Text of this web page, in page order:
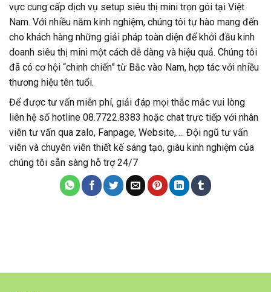
vực cung cấp dịch vụ setup siêu thị mini trọn gói tại Việt
Nam. Với nhiều năm kinh nghiệm, chúng tôi tự hào mang đến
cho khách hàng những giải pháp toàn diện để khởi đầu kinh
doanh siêu thị mini một cách dễ dàng và hiệu quả. Chúng tôi
đã có cơ hội “chinh chiến” từ Bắc vào Nam, hợp tác với nhiều
thương hiệu tên tuổi.
Để được tư vấn miễn phí, giải đáp mọi thắc mắc vui lòng
liên hệ số hotline 08.7722.8383 hoặc chat trực tiếp với nhân
viên tư vấn qua zalo, Fanpage, Website,…. Đội ngũ tư vấn
viên và chuyên viên thiết kế sáng tạo, giàu kinh nghiệm của
chúng tôi sẵn sàng hỗ trợ 24/7